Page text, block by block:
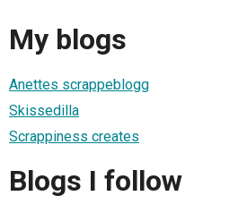
My blogs
Anettes scrappeblogg
Skissedilla
Scrappiness creates
Blogs I follow